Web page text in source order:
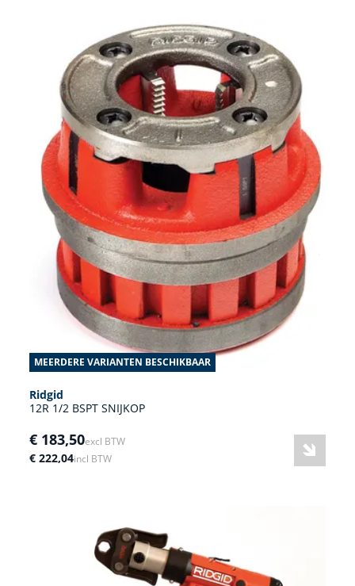
MEERDERE VARIANTEN BESCHIKBAAR
Ridgid
12R 1/2 BSPT SNIJKOP
€ 183,50excl BTW
€ 222,04incl BTW